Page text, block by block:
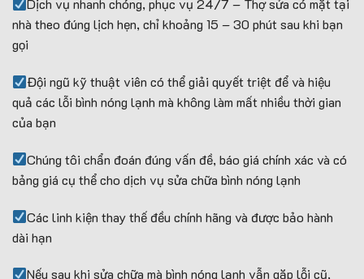
Dịch vụ nhanh chóng, phục vụ 24/7 – Thợ sửa có mặt tại
nhà theo đúng lịch hẹn, chỉ khoảng 15 – 30 phút sau khi bạn
gọi
Đội ngũ kỹ thuật viên có thể giải quyết triệt để và hiệu
quả các lỗi bình nóng lạnh mà không làm mất nhiều thời gian
của bạn
Chúng tôi chẩn đoán đúng vấn đề, báo giá chính xác và có
bảng giá cụ thể cho dịch vụ sửa chữa bình nóng lạnh
Các linh kiện thay thế đều chính hãng và được bảo hành
dài hạn
Nếu sau khi sửa chữa mà bình nóng lạnh vẫn gặp lỗi cũ,